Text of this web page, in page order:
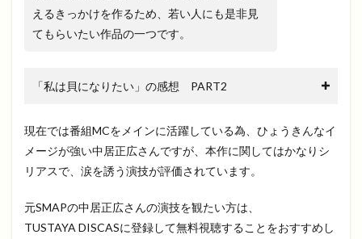
えるきっかけを作るため、若い人にも是非見
てもらいたい作品の一つです。
「私は貝になりたい」の感想 PART2
現在では番組MCをメインに活躍している為、ひょうきんなイ
メージが強い中居正広さんですが、本作に関してはかなりシ
リアスで、涙を誘う演技が評価されています。
元SMAPの中居正広さんの演技を観たい方は、
TUSTAYA DISCASに登録して無料視聴することをおすすめし